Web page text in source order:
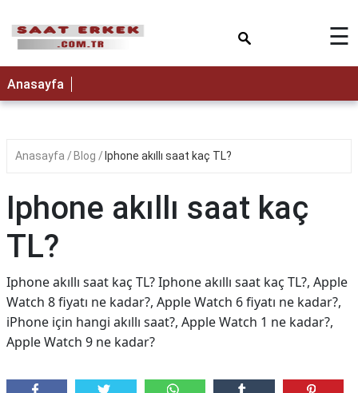
☰
Anasayfa
Anasayfa Blog Iphone akıllı saat kaç TL?
Iphone akıllı saat kaç
TL?
Iphone akıllı saat kaç TL? Iphone akıllı saat kaç TL?, Apple
Watch 8 fiyatı ne kadar?, Apple Watch 6 fiyatı ne kadar?,
iPhone için hangi akıllı saat?, Apple Watch 1 ne kadar?,
Apple Watch 9 ne kadar?